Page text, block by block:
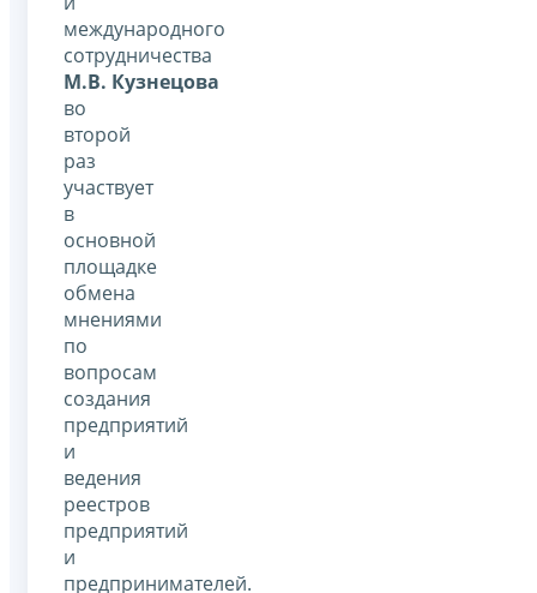
международного
сотрудничества
М.В. Кузнецова
во
второй
раз
участвует
в
основной
площадке
обмена
мнениями
по
вопросам
создания
предприятий
и
ведения
реестров
предприятий
и
предпринимателей.